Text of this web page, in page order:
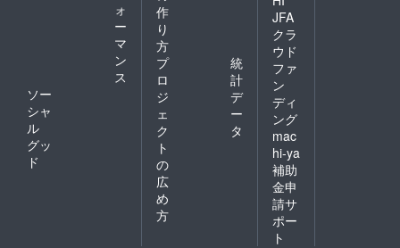
ォ
ー
マ
ン
ス
ソー
シャ
ル
グッ
ド
作
り
方
プ
ロ
ジ
ェ
ク
ト
の
広
め
方
統
計
デ
ー
タ
JFA
クラ
ウド
ファ
ン
ディ
ング
mac
hi-ya
補助
金申
請サ
ポー
ト